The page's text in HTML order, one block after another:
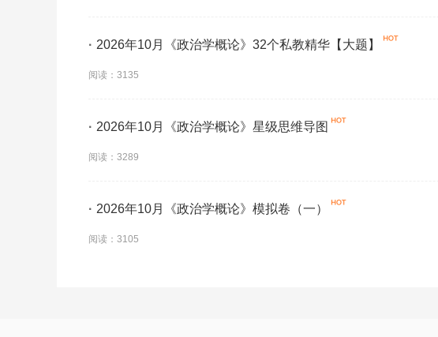
· 2026年10月《政治学概论》32个私教精华【大题】
阅读：3135
· 2026年10月《政治学概论》星级思维导图
阅读：3289
· 2026年10月《政治学概论》模拟卷（一）
阅读：3105